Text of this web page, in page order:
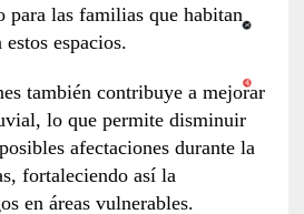
para las familias que habitan
estos espacios.
también contribuye a mejorar
lo que permite disminuir
afectaciones durante la
fortaleciendo así la
en áreas vulnerables.